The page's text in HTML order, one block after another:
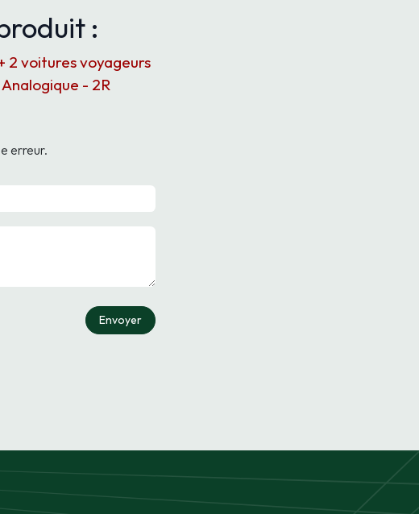
:
2 voitures voyageurs
- 2R
erreur.
Envoyer